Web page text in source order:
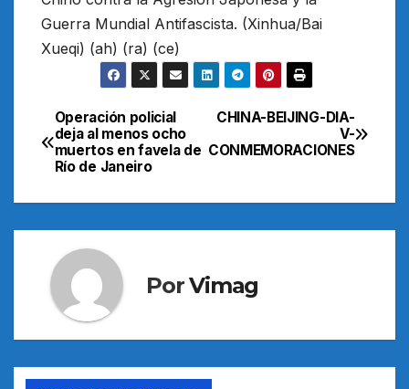
Guerra Mundial Antifascista. (Xinhua/Bai
Xueqi) (ah) (ra) (ce)
Navegación
de
entradas
CHINA-BEIJING-DIA-
V-
CONMEMORACIONES
Operación policial
deja al menos ocho
muertos en favela de
Río de Janeiro
PorVimag